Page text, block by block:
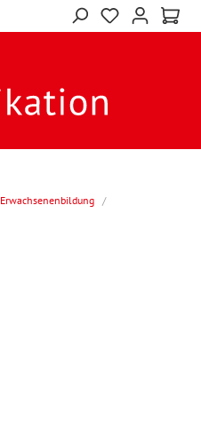
Erwachsenenbildung /